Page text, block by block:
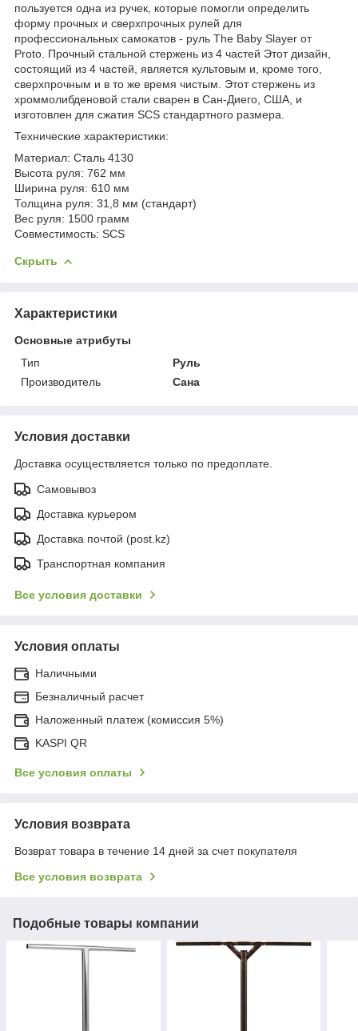
пользуется одна из ручек, которые помогли определить
форму прочных и сверхпрочных рулей для
профессиональных самокатов - руль The Baby Slayer от
Proto. Прочный стальной стержень из 4 частей Этот дизайн,
состоящий из 4 частей, является культовым и, кроме того,
сверхпрочным и в то же время чистым.
Этот стержень из
хроммолибденовой стали сварен в Сан-Диего, США, и
изготовлен для сжатия SCS стандартного размера.
Технические характеристики:
Материал: Сталь 4130
Высота руля: 762 мм
Ширина руля: 610 мм
Толщина руля: 31,8 мм (стандарт)
Вес руля: 1500 грамм
Совместимость: SCS
Скрыть
Характеристики
Основные атрибуты
Тип
Руль
Производитель
Сана
Условия доставки
Доставка осуществляется только по предоплате.
Самовывоз
Доставка курьером
Доставка почтой (post.kz)
Транспортная компания
Все условия доставки
Условия оплаты
Наличными
Безналичный расчет
Наложенный платеж (комиссия 5%)
KASPI QR
Все условия оплаты
Условия возврата
Возврат товара в течение 14 дней за счет покупателя
Все условия возврата
Подобные товары компании